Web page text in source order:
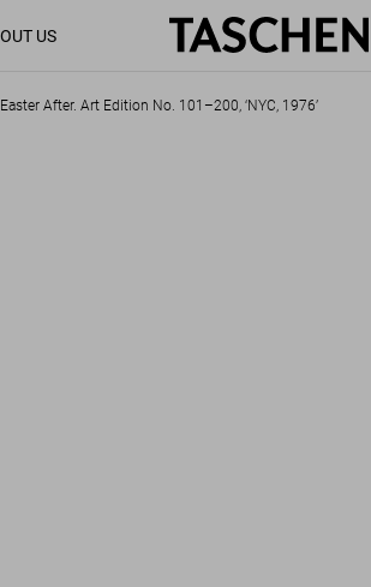
US
After. Art Edition No. 101–200, ‘NYC, 1976’